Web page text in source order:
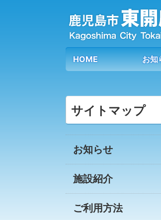
HOME お知
サイトマップ
お知らせ
施設紹介
ご利用方法